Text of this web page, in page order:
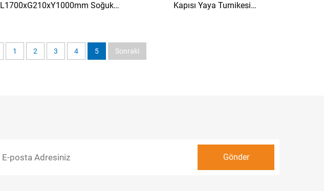
L1700xG210xY1000mm Soğuk
Kapısı Yaya Turnikesi
1 2 3 4 5 Sonraki